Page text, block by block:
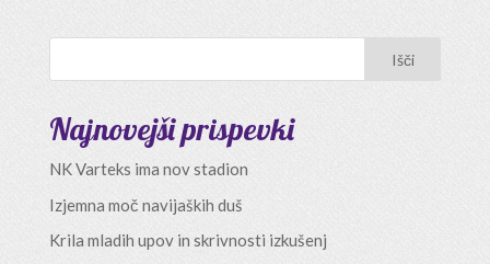
Najnovejši prispevki
NK Varteks ima nov stadion
Izjemna moč navijaških duš
Krila mladih upov in skrivnosti izkušenj